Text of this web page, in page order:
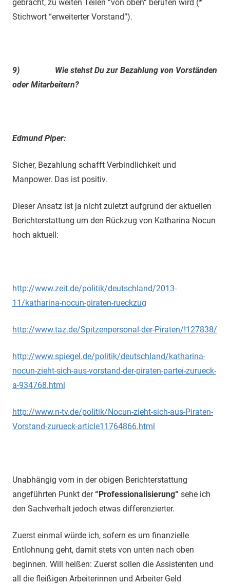
gebracht, zu weiten Teilen “von oben“ berufen wird (*
Stichwort “erweiterter Vorstand“).
9) Wie stehst Du zur Bezahlung von Vorständen
oder Mitarbeitern?
Edmund Piper:
Sicher, Bezahlung schafft Verbindlichkeit und
Manpower. Das ist positiv.
Dieser Ansatz ist ja nicht zuletzt aufgrund der aktuellen
Berichterstattung um den Rückzug von Katharina Nocun
hoch aktuell:
http://www.zeit.de/politik/deutschland/2013-
11/katharina-nocun-piraten-rueckzug
http://www.taz.de/Spitzenpersonal-der-Piraten/!127838/
http://www.spiegel.de/politik/deutschland/katharina-
nocun-zieht-sich-aus-vorstand-der-piraten-partei-zurueck-
a-934768.html
http://www.n-tv.de/politik/Nocun-zieht-sich-aus-Piraten-
Vorstand-zurueck-article11764866.html
Unabhängig vom in der obigen Berichterstattung
angeführten Punkt der“Professionalisierung“ sehe ich
den Sachverhalt jedoch etwas differenzierter.
Zuerst einmal würde ich, sofern es um finanzielle
Entlohnung geht, damit stets von unten nach oben
beginnen. Will heißen: Zuerst sollen die Assistenten und
all die fleißigen Arbeiterinnen und Arbeiter Geld